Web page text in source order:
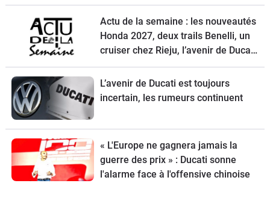
Actu de la semaine : les nouveautés
Honda 2027, deux trails Benelli, un
cruiser chez Rieju, l’avenir de Ducati
et la Norton Atlas à l’essai
L’avenir de Ducati est toujours
incertain, les rumeurs continuent
« L'Europe ne gagnera jamais la
guerre des prix » : Ducati sonne
l'alarme face à l'offensive chinoise